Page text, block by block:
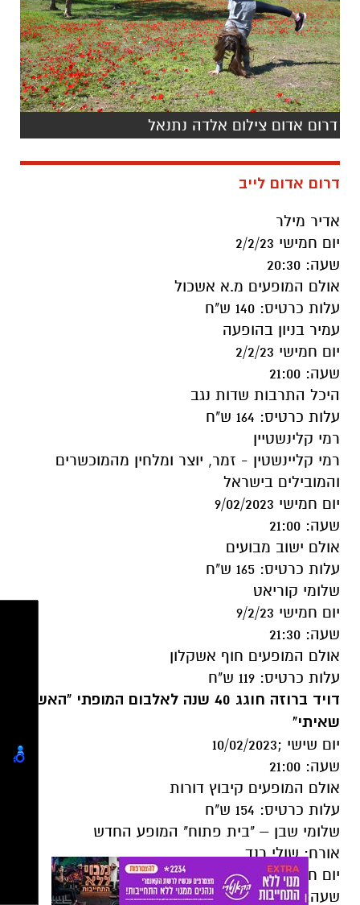
דרום אדום צילום אלדה נתנאל
דרום אדום לייב
אדיר מילר
יום חמישי 2/2/23
שעה: 20:30
אולם המופעים מ.א אשכול
עלות כרטיס: 140 ש"ח
עמיר בניון בהופעה
יום חמישי 2/2/23
שעה: 21:00
היכל התרבות שדות נגב
עלות כרטיס: 164 ש"ח
רמי קלינשטיין
רמי קליינשטין - זמר, יוצר ומלחין מהמוכשרים
והמובילים בישראל
יום חמישי 9/02/2023
שעה: 21:00
אולם ישוב מבועים
עלות כרטיס: 165 ש"ח
שלומי קוריאט
יום חמישי 9/2/23
שעה: 21:30
אולם המופעים חוף אשקלון
עלות כרטיס: 119 ש"ח
דויד ברוזה חוגג 40 שנה לאלבום המופתי "האשה
שאיתי"
יום שישי ;10/02/2023
שעה: 21:00
אולם המופעים קיבוץ דורות
עלות כרטיס: 154 ש"ח
שלומי שבן – "בית פתוח" המופע החדש
אורח: שולי רנד
יום חמישי 16/02/2023
שעה: 21:00